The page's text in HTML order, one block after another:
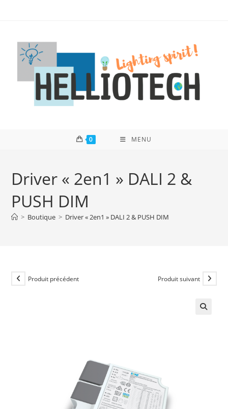
0 MENU
Driver « 2en1 » DALI 2 &
PUSH DIM
> Boutique > Driver « 2en1 » DALI 2 & PUSH DIM
Produit précédent Produit suivant